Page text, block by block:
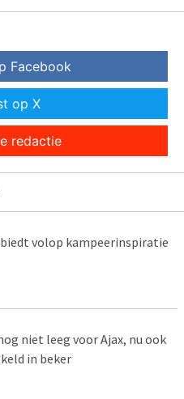
Facebook
op X
redactie
biedt volop kampeerinspiratie
niet leeg voor Ajax, nu ook
in beker